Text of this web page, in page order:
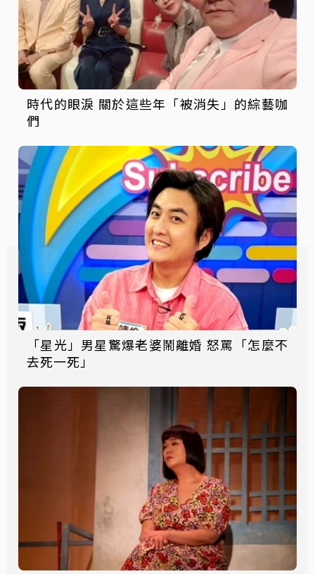
時代的眼淚 關於這些年「被消失」的綜藝咖
們
「星光」男星驚爆老婆鬧離婚 怒罵「怎麼不
去死一死」